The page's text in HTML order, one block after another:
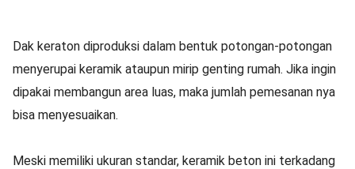
Dak keraton diproduksi dalam bentuk potongan-potongan
menyerupai keramik ataupun mirip genting rumah. Jika ingin
dipakai membangun area luas, maka jumlah pemesanan nya
bisa menyesuaikan.
Meski memiliki ukuran standar, keramik beton ini terkadang